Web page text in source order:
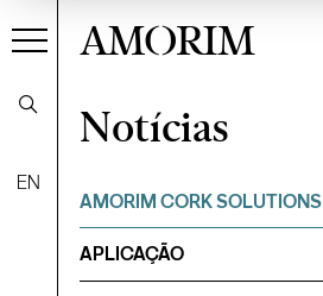
EN
AMORIM
Notícias
Filtrar
Notícias
AMORIM CORK SOLUTIONS
APLICAÇÃO